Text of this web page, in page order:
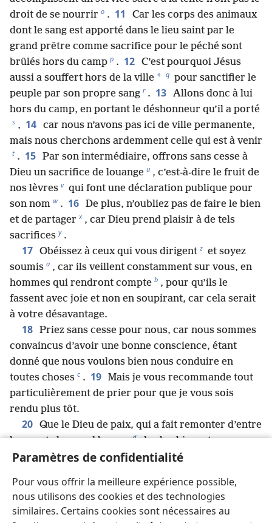
Paramètres de confidentialité
Pour vous offrir la meilleure expérience possible,
nous utilisons des cookies et des technologies
similaires. Certains cookies sont nécessaires au
droit de se nourrir o . 11
Car les corps des animaux
dont le sang est apporté dans le lieu saint par le
grand prêtre comme sacrifice pour le péché sont
brûlés hors du camp p . 12 C’est pourquoi Jésus
aussi a souffert hors de la ville * q pour sanctifier le
peuple par son propre sang r . 13 Allons donc à lui
hors du camp, en portant le déshonneur qu’il a porté
s , 14 car nous n’avons pas ici de ville permanente,
mais nous cherchons ardemment celle qui est à venir
t . 15 Par son intermédiaire, offrons sans cesse à
Dieu un sacrifice de louange u , c’est-à-dire le fruit de
nos lèvres v qui font une déclaration publique pour
son nom w . 16 De plus, n’oubliez pas de faire le bien
et de partager x , car Dieu prend plaisir à de tels
sacrifices y .
17 Obéissez à ceux qui vous dirigent z et soyez
soumis a , car ils veillent constamment sur vous, en
hommes qui rendront compte b , pour qu’ils le
fassent avec joie et non en soupirant, car cela serait
à votre désavantage.
18 Priez sans cesse pour nous, car nous sommes
convaincus d’avoir une bonne conscience, étant
donné que nous voulons bien nous conduire en
toutes choses c . 19 Mais je vous recommande tout
particulièrement de prier pour que je vous sois
rendu plus tôt.
20 Que le Dieu de paix, qui a fait remonter d’entre
les morts le grand berger d des brebis, notre
Seigneur Jésus, avec le sang d’une alliance éternelle,
volonté, accomplissant en nous, par l’intermédiaire
de Jésus Christ, ce qui est agréable à ses yeux. À
Dieu soit la gloire à tout jamais. Amen.